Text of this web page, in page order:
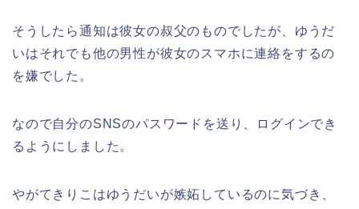
そうしたら通知は彼女の叔父のものでしたが、ゆうだ
いはそれでも他の男性が彼女のスマホに連絡をするの
を嫌でした。
なので自分のSNSのパスワードを送り、ログインでき
るようにしました。
やがてきりこはゆうだいが嫉妬しているのに気づき、